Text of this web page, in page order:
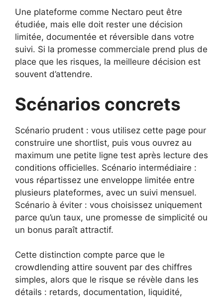
Une plateforme comme Nectaro peut être
étudiée, mais elle doit rester une décision
limitée, documentée et réversible dans votre
suivi. Si la promesse commerciale prend plus de
place que les risques, la meilleure décision est
souvent d’attendre.
Scénarios concrets
Scénario prudent : vous utilisez cette page pour
construire une shortlist, puis vous ouvrez au
maximum une petite ligne test après lecture des
conditions officielles. Scénario intermédiaire :
vous répartissez une enveloppe limitée entre
plusieurs plateformes, avec un suivi mensuel.
Scénario à éviter : vous choisissez uniquement
parce qu’un taux, une promesse de simplicité ou
un bonus paraît attractif.
Cette distinction compte parce que le
crowdlending attire souvent par des chiffres
simples, alors que le risque se révèle dans les
détails : retards, documentation, liquidité,